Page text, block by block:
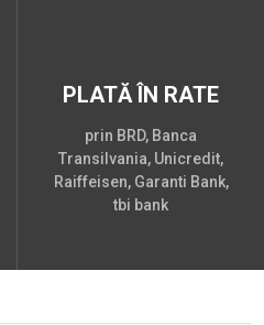
PLATĂ ÎN RATE
prin BRD, Banca
Transilvania, Unicredit,
Raiffeisen, Garanti Bank,
tbi bank